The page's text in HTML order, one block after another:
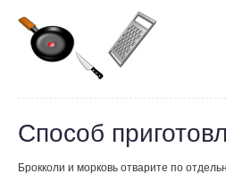
Способ
Брокколи и морковь отварите по